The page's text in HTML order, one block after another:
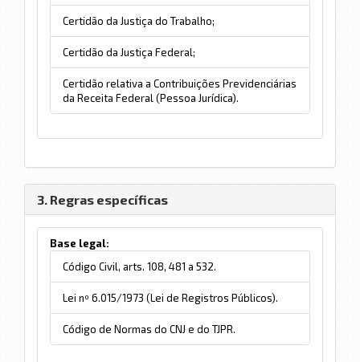
Certidão da Justiça do Trabalho;
Certidão da Justiça Federal;
Certidão relativa a Contribuições Previdenciárias
da Receita Federal (Pessoa Jurídica).
3. Regras específicas
Base legal:
Código Civil, arts. 108, 481 a 532.
Lei nº 6.015/1973 (Lei de Registros Públicos).
Código de Normas do CNJ e do TJPR.